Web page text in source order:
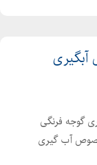
گوجه فرنگی
آب گیری